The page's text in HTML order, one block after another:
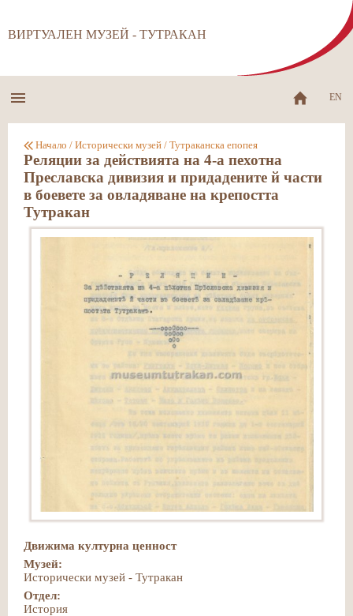
ВИРТУАЛЕН МУЗЕЙ - ТУТРАКАН
EN
Начало / Исторически музей / Тутраканска епопея
Реляции за действията на 4-а пехотна
Преславска дивизия и придадените й части
в боевете за овладяване на крепостта
Тутракан
Движима културна ценност
Музей:
Исторически музей - Тутракан
Отдел:
История